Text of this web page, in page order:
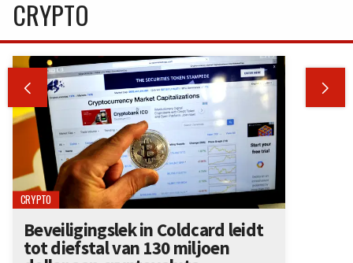
CRYPTO
 
CRYPTO
Beveiligingslek in Coldcard leidt
tot diefstal van 130 miljoen